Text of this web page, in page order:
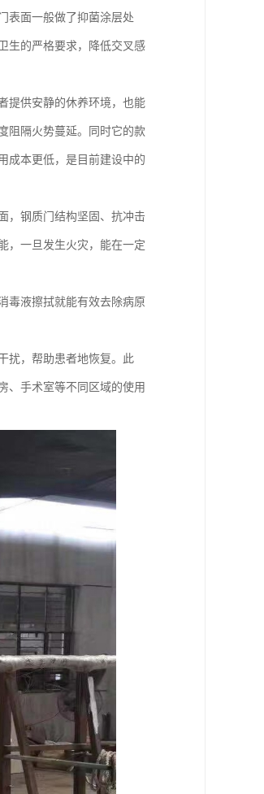
表面一般做了抑菌涂层处
生的严格要求，降低交叉感
提供安静的休养环境，也能
阻隔火势蔓延。同时它的款
成本更低，是目前建设中的
，钢质门结构坚固、抗冲击
，一旦发生火灾，能在一定
毒液擦拭就能有效去除病原
扰，帮助患者地恢复。此
、手术室等不同区域的使用